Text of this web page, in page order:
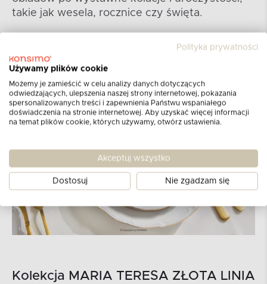
takie jak wesela, rocznice czy święta.
Kolekcja MARIA TERESA ZŁOTA LINIA
Polityka prywatności
Używamy plików cookie
Możemy je zamieścić w celu analizy danych dotyczących
odwiedzających, ulepszenia naszej strony internetowej, pokazania
spersonalizowanych treści i zapewnienia Państwu wspaniałego
doświadczenia na stronie internetowej. Aby uzyskać więcej informacji
na temat plików cookie, których używamy, otwórz ustawienia.
Akceptuj wszystko
Dostosuj Nie zgadzam się